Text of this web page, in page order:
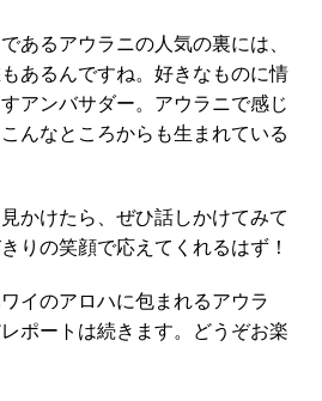
あるアウラニの人気の裏には、
あるんですね。好きなものに情
アンバサダー。アウラニで感じ
んなところからも生まれている
かけたら、ぜひ話しかけてみて
りの笑顔で応えてくれるはず！
イのアロハに包まれるアウラ
ポートは続きます。どうぞお楽